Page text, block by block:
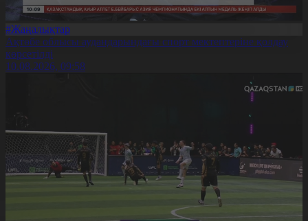
#Жаңалықтар
Ақтөбе облысы аудандарындағы спорт мектептеріне қолдау
көрсетілді
10.08.2026, 09:58